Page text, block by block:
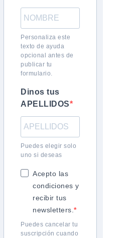
Personaliza este
texto de ayuda
opcional antes de
publicar tu
formulario.
Dinos tus
APELLIDOS
Puedes elegir solo
uno si deseas
Acepto las
condiciones y
recibir tus
newsletters.
Puedes cancelar tu
suscripción cuando